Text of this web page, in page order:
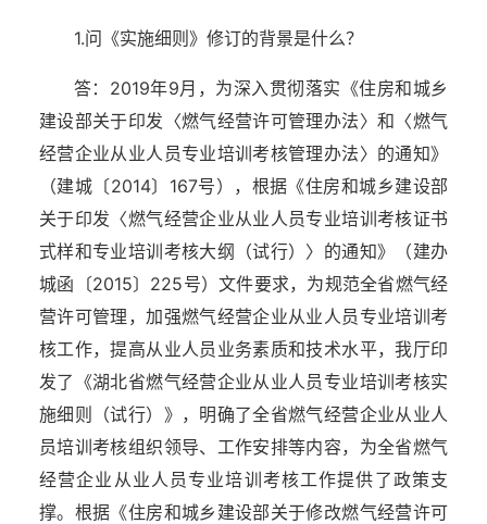
1.问《实施细则》修订的背景是什么？
答：2019年9月，为深入贯彻落实《住房和城乡
建设部关于印发〈燃气经营许可管理办法〉和〈燃气
经营企业从业人员专业培训考核管理办法〉的通知》
（建城〔2014〕167号），根据《住房和城乡建设部
关于印发〈燃气经营企业从业人员专业培训考核证书
式样和专业培训考核大纲（试行）〉的通知》（建办
城函〔2015〕225号）文件要求，为规范全省燃气经
营许可管理，加强燃气经营企业从业人员专业培训考
核工作，提高从业人员业务素质和技术水平，我厅印
发了《湖北省燃气经营企业从业人员专业培训考核实
施细则（试行）》，明确了全省燃气经营企业从业人
员培训考核组织领导、工作安排等内容，为全省燃气
经营企业从业人员专业培训考核工作提供了政策支
撑。根据《住房和城乡建设部关于修改燃气经营许可